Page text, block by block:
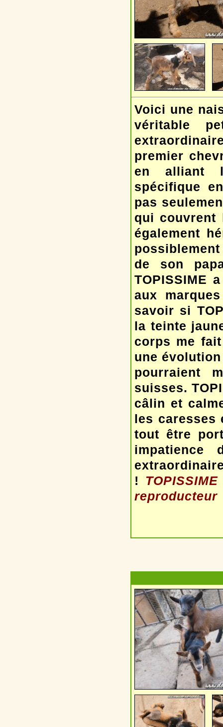
Voici une
véritable
premier
en alliant
spécifique
pas
qui couvrent
également
de son
TOPISSIME
aux
savoir si
la teinte
corps me
une
pourraient
suisses.
câlin et
les caresses
tout être
impatience
!
reproducteur